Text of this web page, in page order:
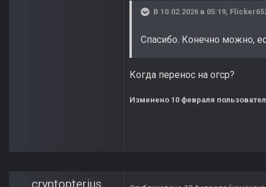
В 10.02.2026 в 05:19,
Спасибо. Конечно можно,
Когда перенос на огср?
Изменено 10 февраля